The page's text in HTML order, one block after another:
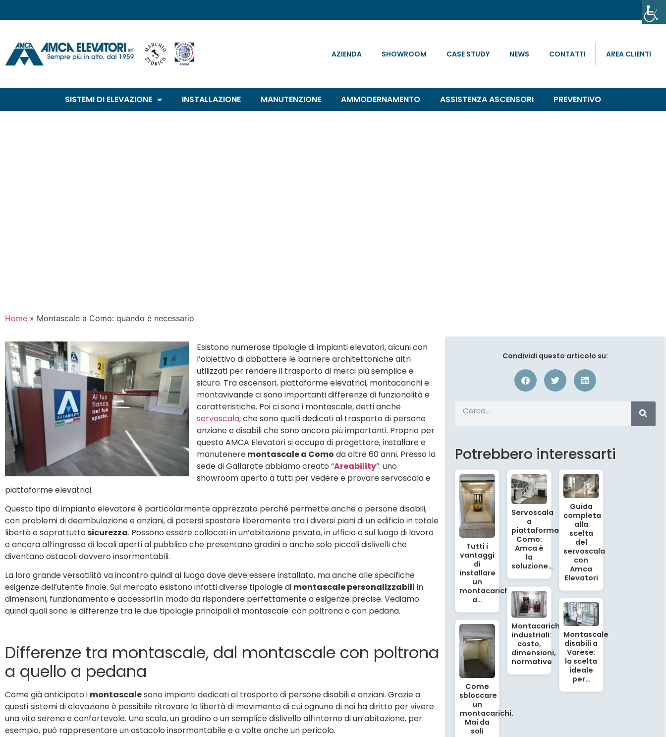
AZIENDA SHOWROOM CASE STUDY NEWS CONTATTI AREA CLIENTI
SISTEMI DI ELEVAZIONE INSTALLAZIONE MANUTENZIONE AMMODERNAMENTO ASSISTENZA ASCENSORI PREVENTIVO
Home » Montascale a Como: quando è necessario
Esistono numerose tipologie di impianti elevatori, alcuni con
l’obiettivo di abbattere le barriere architettoniche altri
utilizzati per rendere il trasporto di merci più semplice e
sicuro. Tra ascensori, piattaforme elevatrici, montacarichi e
montavivande ci sono importanti differenze di funzionalità e
caratteristiche. Poi ci sono i montascale, detti anche
servoscala, che sono quelli dedicati al trasporto di persone
anziane e disabili che sono ancora più importanti. Proprio per
questo AMCA Elevatori si occupa di progettare, installare e
manuteneremontascale a Como da oltre 60 anni. Presso la
sede di Gallarate abbiamo creato “Areability”: uno
showroom aperto a tutti per vedere e provare servoscala e
piattaforme elevatrici.
Questo tipo di impianto elevatore è particolarmente apprezzato perché permette anche a persone disabili,
con problemi di deambulazione e anziani, di potersi spostare liberamente tra i diversi piani di un edificio in totale
libertà e soprattuttosicurezza. Possono essere collocati in un’abitazione privata, in ufficio o sul luogo di lavoro
o ancora all’ingresso di locali aperti al pubblico che presentano gradini o anche solo piccoli dislivelli che
diventano ostacoli davvero insormontabili.
La loro grande versatilità va incontro quindi al luogo dove deve essere installato, ma anche alle specifiche
esigenze dell’utente finale. Sul mercato esistono infatti diverse tipologie di montascale personalizzabili in
dimensioni, funzionamento e accessori in modo da rispondere perfettamente a esigenze precise. Vediamo
quindi quali sono le differenze tra le due tipologie principali di montascale: con poltrona o con pedana.
Differenze tra montascale, dal montascale con poltrona
a quello a pedana
Come già anticipato i montascalesono impianti dedicati al trasporto di persone disabili e anziani. Grazie a
questi sistemi di elevazione è possibile ritrovare la libertà di movimento di cui ognuno di noi ha diritto per vivere
una vita serena e confortevole. Una scala, un gradino o un semplice dislivello all’interno di un’abitazione, per
esempio, può rappresentare un ostacolo insormontabile e a volte anche un pericolo.
Condividi questo articolo su:
Potrebbero interessarti
Tutti i
vantaggi
di
installare
un
montacarichi
a…
Come
sbloccare
un
montacarichi.
Mai da
soli
Servoscala
a
piattaforma
Como:
Amca è
la
soluzione…
Montacarichi
industriali:
costo,
dimensioni,
normative
Guida
completa
alla
scelta
del
servoscala
con
Amca
Elevatori
Montascale
disabili a
Varese:
la scelta
ideale
per…